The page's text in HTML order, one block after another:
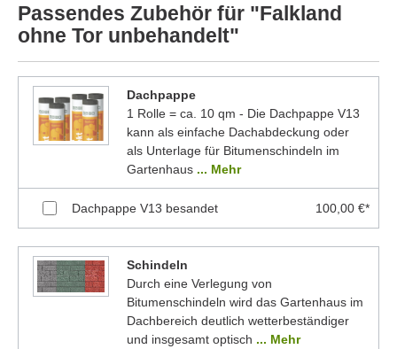
Passendes Zubehör für "Falkland
ohne Tor unbehandelt"
Dachpappe
1 Rolle = ca. 10 qm - Die Dachpappe V13
kann als einfache Dachabdeckung oder
als Unterlage für Bitumenschindeln im
Gartenhaus ... Mehr
Dachpappe V13 besandet 100,00 €*
Schindeln
Durch eine Verlegung von
Bitumenschindeln wird das Gartenhaus im
Dachbereich deutlich wetterbeständiger
und insgesamt optisch ... Mehr